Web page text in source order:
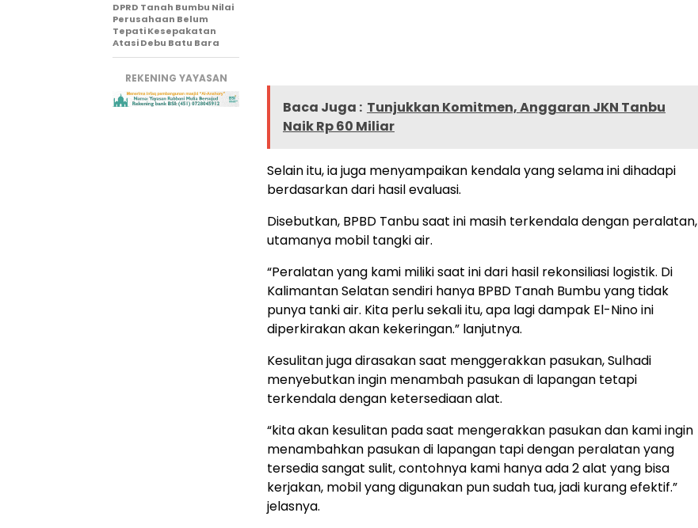
Baca Juga : Tunjukkan Komitmen, Anggaran JKN Tanbu
Naik Rp 60 Miliar
Selain itu, ia juga menyampaikan kendala yang selama ini dihadapi
berdasarkan dari hasil evaluasi.
Disebutkan, BPBD Tanbu saat ini masih terkendala dengan peralatan,
utamanya mobil tangki air.
“Peralatan yang kami miliki saat ini dari hasil rekonsiliasi logistik. Di
Kalimantan Selatan sendiri hanya BPBD Tanah Bumbu yang tidak
punya tanki air. Kita perlu sekali itu, apa lagi dampak El-Nino ini
diperkirakan akan kekeringan.” lanjutnya.
Kesulitan juga dirasakan saat menggerakkan pasukan, Sulhadi
menyebutkan ingin menambah pasukan di lapangan tetapi
terkendala dengan ketersediaan alat.
“kita akan kesulitan pada saat mengerakkan pasukan dan kami ingin
menambahkan pasukan di lapangan tapi dengan peralatan yang
tersedia sangat sulit, contohnya kami hanya ada 2 alat yang bisa
kerjakan, mobil yang digunakan pun sudah tua, jadi kurang efektif.”
jelasnya.
DPRD Tanah Bumbu Nilai
Perusahaan Belum
Tepati Kesepakatan
Atasi Debu Batu Bara
REKENING YAYASAN